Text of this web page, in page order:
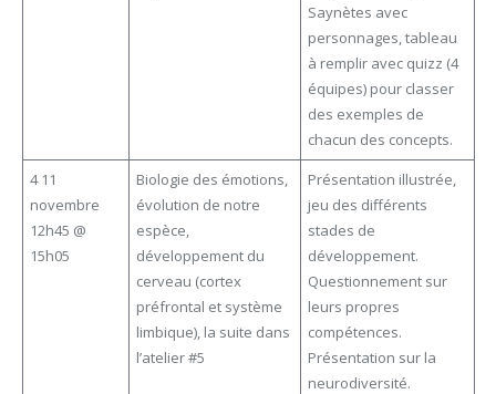
Saynètes avec
personnages, tableau
à remplir avec quizz (4
équipes) pour classer
des exemples de
chacun des concepts.
4 11
novembre
12h45 @
15h05
Biologie des émotions,
évolution de notre
espèce,
développement du
cerveau (cortex
préfrontal et système
limbique), la suite dans
l’atelier #5
Présentation illustrée,
jeu des différents
stades de
développement.
Questionnement sur
leurs propres
compétences.
Présentation sur la
neurodiversité.